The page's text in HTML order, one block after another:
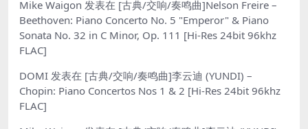
Mike Waigon 发表在 [古典/交响/奏鸣曲]Nelson Freire –
Beethoven: Piano Concerto No. 5 "Emperor" & Piano
Sonata No. 32 in C Minor, Op. 111 [Hi-Res 24bit 96khz
FLAC]
DOMI 发表在 [古典/交响/奏鸣曲]李云迪 (YUNDI) –
Chopin: Piano Concertos Nos 1 & 2 [Hi-Res 24bit 96khz
FLAC]